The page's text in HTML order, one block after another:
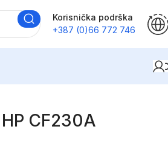
Korisnička podrška
+387 (0)66 772 746
CF230A